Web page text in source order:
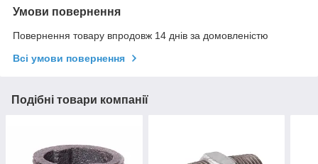
Умови повернення
Повернення товару впродовж 14 днів за домовленістю
Всі умови повернення
Подібні товари компанії